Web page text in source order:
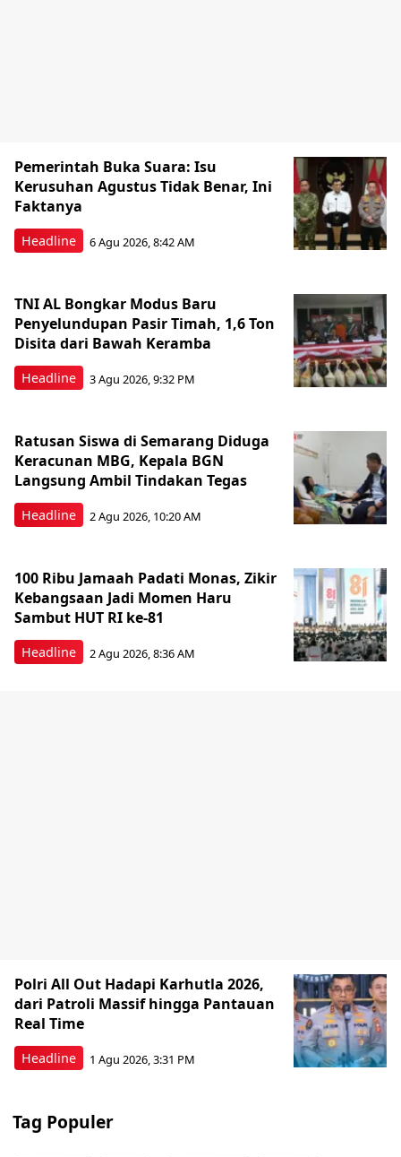
Headline
Pemerintah Buka Suara: Isu
Kerusuhan Agustus Tidak Benar, Ini
Faktanya
6 Agu 2026, 8:42 AM
Headline
TNI AL Bongkar Modus Baru
Penyelundupan Pasir Timah, 1,6 Ton
Disita dari Bawah Keramba
3 Agu 2026, 9:32 PM
Headline
Ratusan Siswa di Semarang Diduga
Keracunan MBG, Kepala BGN
Langsung Ambil Tindakan Tegas
2 Agu 2026, 10:20 AM
Headline
100 Ribu Jamaah Padati Monas, Zikir
Kebangsaan Jadi Momen Haru
Sambut HUT RI ke-81
2 Agu 2026, 8:36 AM
Headline
Polri All Out Hadapi Karhutla 2026,
dari Patroli Massif hingga Pantauan
Real Time
1 Agu 2026, 3:31 PM
Tag Populer